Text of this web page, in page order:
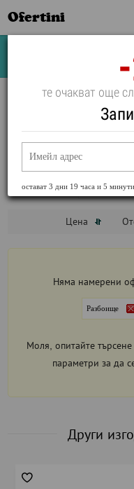
Ofertini
ПОЧИВКИ В
Разбоище
Цена
Няма намерени
Разбоище
Моля, опитайте
параметри за да
Други
те очакват още
остават3 дни 19 часа и 5 минути